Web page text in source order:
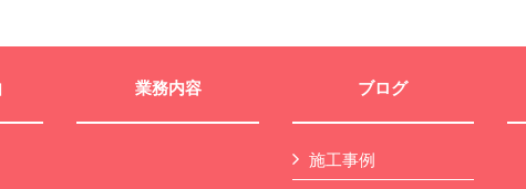
業務内容 ブログ
施工事例